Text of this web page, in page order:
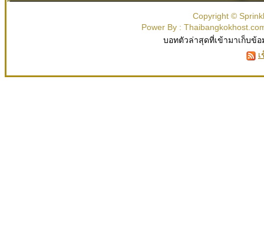
Copyright ©
Power By :
บอทตัวล่าสุดที่เข้ามาเก็บข้